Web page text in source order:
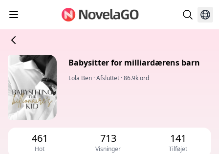
Babysitter for milliardærens barn
Lola Ben ·Afsluttet ·86.9k ord
461
Hot
713
Visninger
141
Tilføjet